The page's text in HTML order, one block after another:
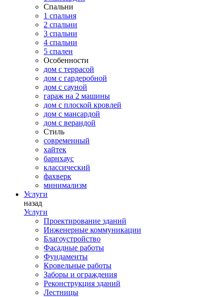
Спальни
1 спальня
2 спальни
3 спальни
4 спальни
5 спален
Особенности
дом с террасой
дом с гардеробной
дом с сауной
гараж на 2 машины
дом с плоской кровлей
дом с мансардой
дом с верандой
Стиль
современный
хайтек
барнхаус
классический
фахверк
минимализм
Услуги
назад
Услуги
Проектирование зданий
Инженерные коммуникации
Благоустройство
Фасадные работы
Фундаменты
Кровельные работы
Заборы и ограждения
Реконструкция зданий
Лестницы